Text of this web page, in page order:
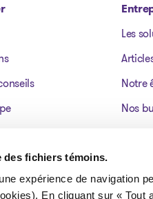
fichiers témoins.
expérience de navigation
En cliquant sur « Tout
Les
Notre
Nos
FAQ